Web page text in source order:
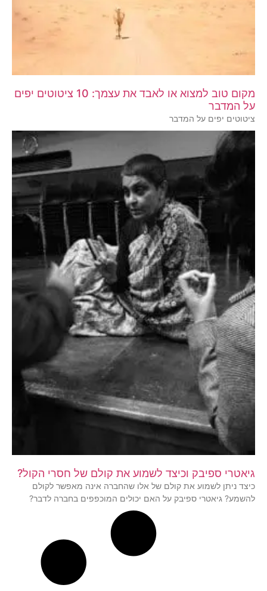
מקום טוב למצוא או לאבד את עצמך: 10 ציטוטים יפים
על המדבר
ציטוטים יפים על המדבר
גיאטרי ספיבק וכיצד לשמוע את קולם של חסרי הקול?
כיצד ניתן לשמוע את קולם של אלו שהחברה אינה מאפשר לקולם
להשמע? גיאטרי ספיבק על האם יכולים המוכפפים בחברה לדבר?